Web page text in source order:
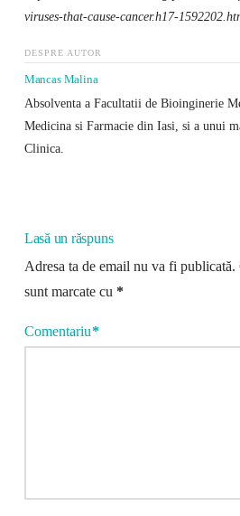
viruses-that-cause-cancer.h17-
DESPRE AUTOR
Mancas Malina
Absolventa a Facultatii de Bioinginerie
Medicina si Farmacie din Iasi, si a unui
Clinica.
Lasă un răspuns
Adresa ta de email nu va fi publicată.
sunt marcate cu *
Comentariu*